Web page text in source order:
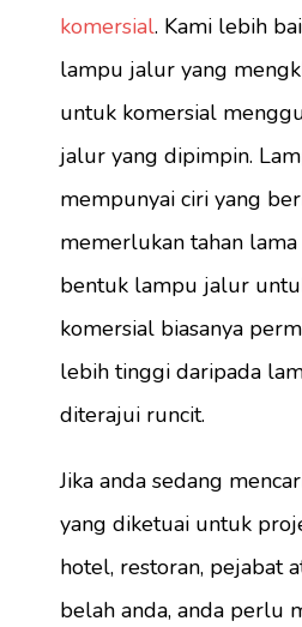
komersial. Kami lebih
lampu jalur yang
untuk komersial
jalur yang dipimpin.
mempunyai ciri yang
memerlukan tahan lama
bentuk lampu jalur
komersial biasanya
lebih tinggi daripada
diterajui runcit.
Jika anda sedang
yang diketuai untuk
hotel, restoran, pejabat
belah anda, anda perlu